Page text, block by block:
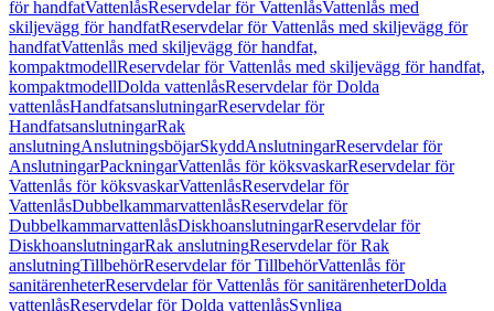
för handfatVattenlåsReservdelar för VattenlåsVattenlås med
skiljevägg för handfatReservdelar för Vattenlås med skiljevägg för
handfatVattenlås med skiljevägg för handfat,
kompaktmodellReservdelar för Vattenlås med skiljevägg för handfat,
kompaktmodellDolda vattenlåsReservdelar för Dolda
vattenlåsHandfatsanslutningarReservdelar för
HandfatsanslutningarRak
anslutningAnslutningsböjarSkyddAnslutningarReservdelar för
AnslutningarPackningarVattenlås för köksvaskarReservdelar för
Vattenlås för köksvaskarVattenlåsReservdelar för
VattenlåsDubbelkammarvattenlåsReservdelar för
DubbelkammarvattenlåsDiskhoanslutningarReservdelar för
DiskhoanslutningarRak anslutningReservdelar för Rak
anslutningTillbehörReservdelar för TillbehörVattenlås för
sanitärenheterReservdelar för Vattenlås för sanitärenheterDolda
vattenlåsReservdelar för Dolda vattenlåsSynliga